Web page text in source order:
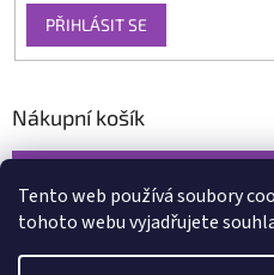
Tento web používá soubory
tohoto webu vyjadřujete
PŘIHLÁSIT SE
Nákupní košík